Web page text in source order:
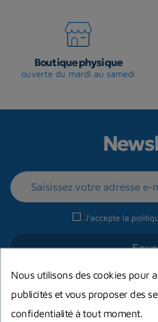
Boutique physique
ouverte du mardi au samedi
J'accepte la
Nous utilisons des cookies pour
publicités et vous proposer des
confidentialité à tout moment.